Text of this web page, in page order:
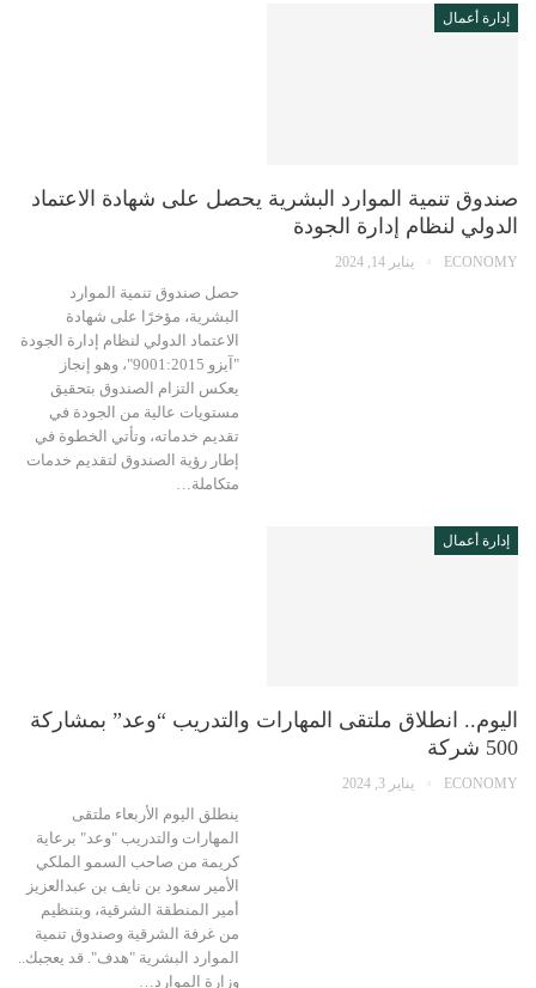
إدارة أعمال
صندوق تنمية الموارد البشرية يحصل على شهادة الاعتماد
الدولي لنظام إدارة الجودة
ECONOMY يناير 14, 2024
حصل صندوق تنمية الموارد
البشرية، مؤخرًا على شهادة
الاعتماد الدولي لنظام إدارة الجودة
"آيزو 9001:2015"، وهو إنجاز
يعكس التزام الصندوق بتحقيق
مستويات عالية من الجودة في
تقديم خدماته، وتأتي الخطوة في
إطار رؤية الصندوق لتقديم خدمات
متكاملة…
إدارة أعمال
اليوم.. انطلاق ملتقى المهارات والتدريب “وعد” بمشاركة
500 شركة
ECONOMY يناير 3, 2024
ينطلق اليوم الأربعاء ملتقى
المهارات والتدريب "وعد" برعاية
كريمة من صاحب السمو الملكي
الأمير سعود بن نايف بن عبدالعزيز
أمير المنطقة الشرقية، وبتنظيم
من غرفة الشرقية وصندوق تنمية
الموارد البشرية "هدف". قد يعجبك..
وزارة الموارد…